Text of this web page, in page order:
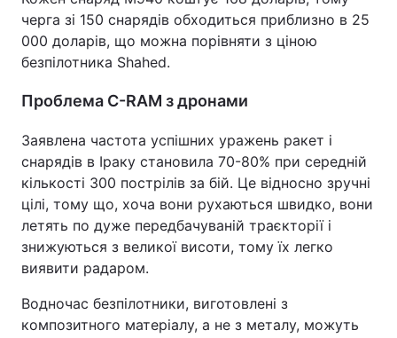
черга зі 150 снарядів обходиться приблизно в 25
000 доларів, що можна порівняти з ціною
безпілотника Shahed.
Проблема C-RAM з дронами
Заявлена частота успішних уражень ракет і
снарядів в Іраку становила 70-80% при середній
кількості 300 пострілів за бій. Це відносно зручні
цілі, тому що, хоча вони рухаються швидко, вони
летять по дуже передбачуваній траєкторії і
знижуються з великої висоти, тому їх легко
виявити радаром.
Водночас безпілотники, виготовлені з
композитного матеріалу, а не з металу, можуть